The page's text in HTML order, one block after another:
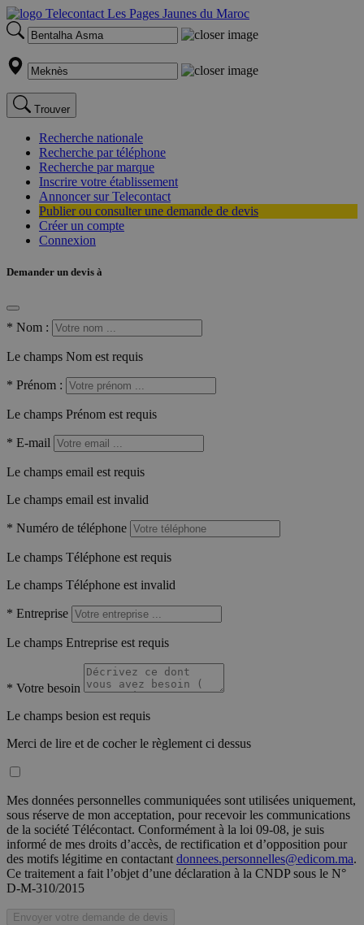
Trouver
Recherche nationale
Recherche par téléphone
Recherche par marque
Inscrire votre établissement
Annoncer sur Telecontact
Publier ou consulter une demande de devis
Créer un compte
Connexion
Demander un devis à
* Nom :
Le champs Nom est requis
* Prénom :
Le champs Prénom est requis
* E-mail
Le champs email est requis
Le champs email est invalid
* Numéro de téléphone
Le champs Téléphone est requis
Le champs Téléphone est invalid
* Entreprise
Le champs Entreprise est requis
* Votre besoin
Le champs besion est requis
Merci de lire et de cocher le règlement ci dessus
Mes données personnelles communiquées sont utilisées uniquement,
sous réserve de mon acceptation, pour recevoir les communications
de la société Télécontact. Conformément à la loi 09-08, je suis
informé de mes droits d’accès, de rectification et d’opposition pour
des motifs légitime en contactant donnees.personnelles@edicom.ma.
Ce traitement a fait l’objet d’une déclaration à la CNDP sous le N°
D-M-310/2015
Envoyer votre demande de devis